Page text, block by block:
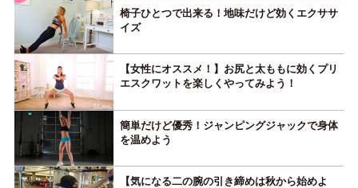
椅子ひとつで出来る！地味だけど効くエクササ
イズ
【女性にオススメ！】お尻と太ももに効くプリ
エスクワットを楽しくやってみよう！
簡単だけど優秀！ジャンピングジャックで身体
を温めよう
【気になる二の腕の引き締めは秋から始めよ